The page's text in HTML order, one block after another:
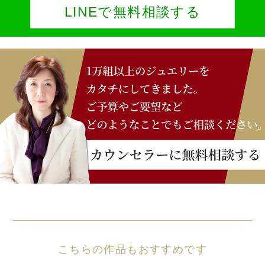
LINEで無料相談する
こちらの作品もおすすめです